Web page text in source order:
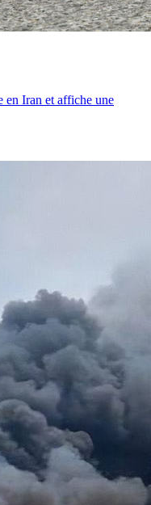
en Iran et affiche une